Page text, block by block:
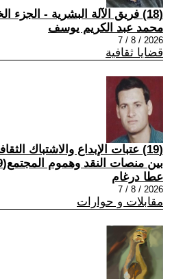
(18) فريق الآلة البشرية - الجزء الخامس
محمد عبد الكريم يوسف
2026 / 8 / 7
قضايا ثقافية
(19) عتبات الإبداع والاشتباك
بين منصات النقد وهموم المجتمع(9-10)
عطا درغام
2026 / 8 / 7
مقابلات و حوارات